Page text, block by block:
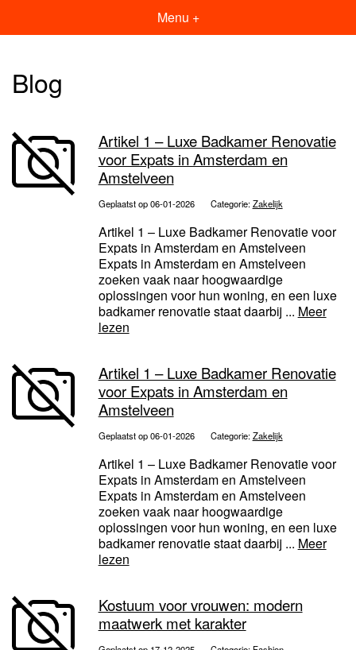
Menu +
Blog
Artikel 1 – Luxe Badkamer Renovatie
voor Expats in Amsterdam en
Amstelveen
Geplaatst op 06-01-2026 Categorie:Zakelijk
Artikel 1 – Luxe Badkamer Renovatie voor
Expats in Amsterdam en Amstelveen
Expats in Amsterdam en Amstelveen
zoeken vaak naar hoogwaardige
oplossingen voor hun woning, en een luxe
badkamer renovatie staat daarbij ... Meer
lezen
Artikel 1 – Luxe Badkamer Renovatie
voor Expats in Amsterdam en
Amstelveen
Geplaatst op 06-01-2026 Categorie:Zakelijk
Artikel 1 – Luxe Badkamer Renovatie voor
Expats in Amsterdam en Amstelveen
Expats in Amsterdam en Amstelveen
zoeken vaak naar hoogwaardige
oplossingen voor hun woning, en een luxe
badkamer renovatie staat daarbij ... Meer
lezen
Kostuum voor vrouwen: modern
maatwerk met karakter